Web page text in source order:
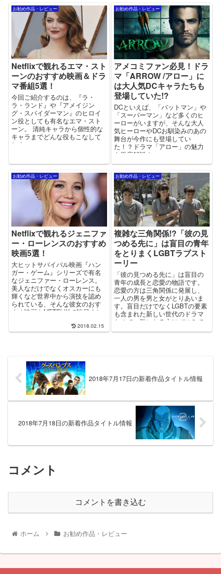
お勧め作品・レビュー
Netflixで観れるエマ・スト
ーンのおすすめ映画＆ドラ
マ番組5選！
今回ご紹介するのは、『ラ・
ラ・ランド』や『アメイジン
グ・スパイダーマン』のヒロイ
ン役としても有名なエマ・スト
ーン。 清純キャラから個性的な
キャラまでどんな役もこなして
しま...
お勧め作品・レビュー
アメコミファン必見！ドラ
マ「ARROW /アロー」に
は大人気DCキャラたちも
登場していた!?
DCといえば、「バットマン」や
「スーパーマン」など多くのヒ
ーローがいますが、そんな大人
気ヒーローやDCお馴染みのあの
舞台が今作にも登場してい
た！？ドラマ「アロー」の魅力
を徹底解説！
お勧め作品・レビュー
Netflixで観れるジェニファ
ー・ローレンスのおすすめ
映画5選！
大ヒットサバイバル映画『ハン
ガー・ゲーム』シリーズで有名
なジェニファー・ローレンス。
美人なだけでなくオスカーにも
輝くなど世界中から演技を認め
られている、そんな彼女のおす
すめ映画をNETFLIXで観尽くし
2018.02.15
お勧め作品・レビュー
複雑な三角関係!?「彼の見
つめる先に」は盲目の青年
をとりまくLGBTラブスト
ーリー
「彼の見つめる先に」は盲目の
青年の成長と恋愛の物語です。
恋愛の方は三角関係に発展し、
一人の男を男と女がとりあいま
す。盲目だけでなくLGBTの要素
も含まれた新しい世代のドラマ
なので、気になる方はぜひみて
みてください！
2018年7月17日の新着作品タイトル情報
2018年7月18日の新着作品タイトル情報
コメント
コメントを書き込む
ホーム お勧め作品・レビュー